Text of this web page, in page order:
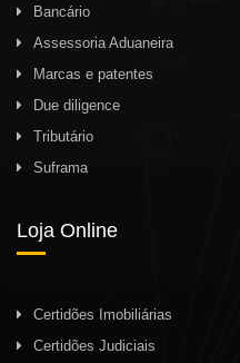
Bancário
Assessoria Aduaneira
Marcas e patentes
Due diligence
Tributário
Suframa
Loja Online
Certidões Imobiliárias
Certidões Judiciais